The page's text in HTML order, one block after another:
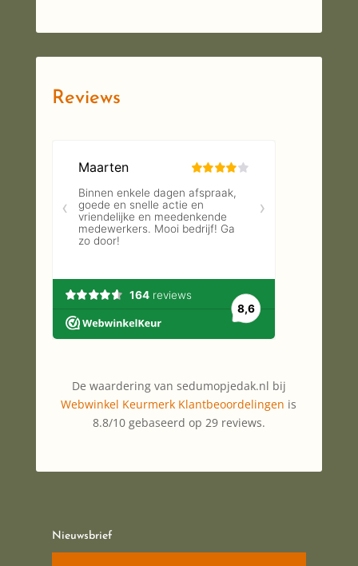
Reviews
De waardering van sedumopjedak.nl bij
Webwinkel Keurmerk Klantbeoordelingen is
8.8/10 gebaseerd op 29 reviews.
Nieuwsbrief